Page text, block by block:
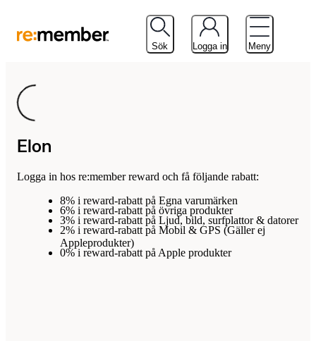
Sök Logga in Meny
Elon
Logga in hos re:member reward och få följande rabatt:
8% i reward-rabatt på Egna varumärken
6% i reward-rabatt på övriga produkter
3% i reward-rabatt på Ljud, bild, surfplattor & datorer
2% i reward-rabatt på Mobil & GPS (Gäller ej
Appleprodukter)
0% i reward-rabatt på Apple produkter
Loading...